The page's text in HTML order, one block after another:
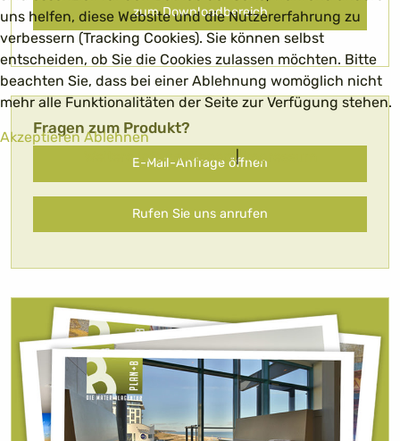
zum Downloadbereich
Fragen zum Produkt?
E-Mail-Anfrage öffnen
Rufen Sie uns anrufen
uns helfen, diese Website und die Nutzererfahrung zu
verbessern (Tracking Cookies). Sie können selbst
entscheiden, ob Sie die Cookies zulassen möchten. Bitte
beachten Sie, dass bei einer Ablehnung womöglich nicht
mehr alle Funktionalitäten der Seite zur Verfügung stehen.
Akzeptieren Ablehnen
Weitere Informationen|Impressum